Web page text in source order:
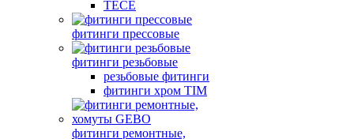
TECE
фитинги прессовые
фитинги резьбовые
резьбовые фитинги
фитинги хром TIM
фитинги ремонтные,